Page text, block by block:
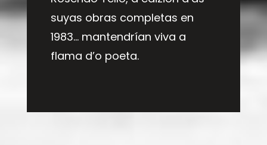
suyas obras completas en
1983… mantendrían viva a
flama d’o poeta.